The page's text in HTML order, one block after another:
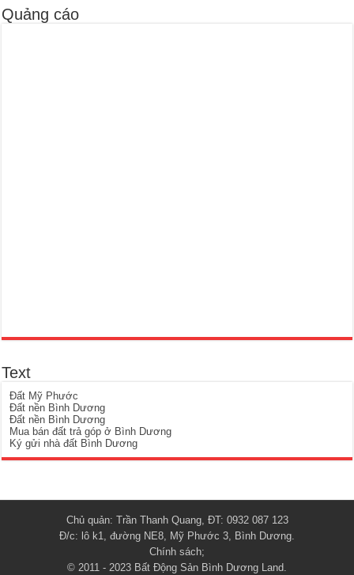
Quảng cáo
Text
Đất Mỹ Phước
Đất nền Bình Dương
Đất nền Bình Dương
Mua bán đất trả góp ở Bình Dương
Ký gửi nhà đất Bình Dương
Chủ quản: Trần Thanh Quang, ĐT: 0932 087 123
Đ/c: lô k1, đường NE8, Mỹ Phước 3, Bình Dương.
Chính sách;
© 2011 - 2023 Bất Động Sản Bình Dương Land